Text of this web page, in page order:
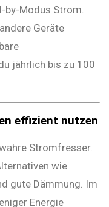
by-Modus Strom.
Geräte
jährlich bis zu 100
effizient nutzen
Stromfresser.
wie
gute Dämmung. Im
Energie